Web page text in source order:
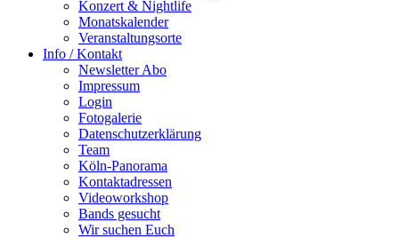
Konzert & Nightlife
Monatskalender
Veranstaltungsorte
Info / Kontakt
Newsletter Abo
Impressum
Login
Fotogalerie
Datenschutzerklärung
Team
Köln-Panorama
Kontaktadressen
Videoworkshop
Bands gesucht
Wir suchen Euch